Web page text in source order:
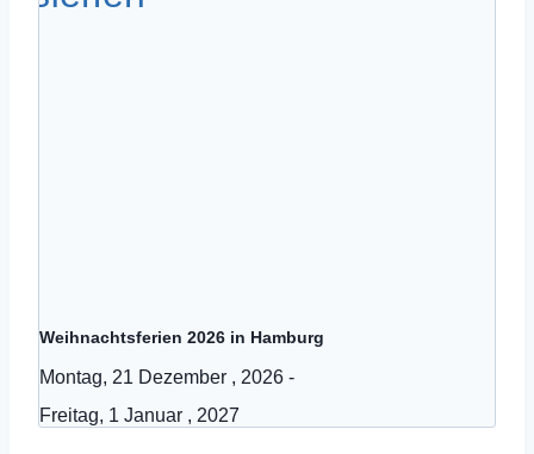
Weihnachtsferien 2026 in Hamburg
Montag, 21 Dezember , 2026 -
Freitag, 1 Januar , 2027